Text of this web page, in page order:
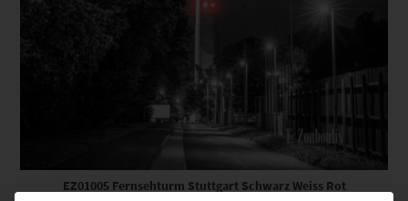
EZ01005 Fernsehturm Stuttgart Schwarz Weiss Rot